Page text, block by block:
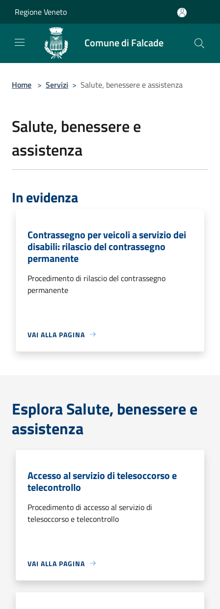
Regione Veneto
Comune di Falcade
Home > Servizi > Salute, benessere e assistenza
Salute, benessere e
assistenza
In evidenza
Contrassegno per veicoli a servizio dei
disabili: rilascio del contrassegno
permanente
Procedimento di rilascio del contrassegno
permanente
VAI ALLA PAGINA
Esplora Salute, benessere e
assistenza
Accesso al servizio di telesoccorso e
telecontrollo
Procedimento di accesso al servizio di
telesoccorso e telecontrollo
VAI ALLA PAGINA